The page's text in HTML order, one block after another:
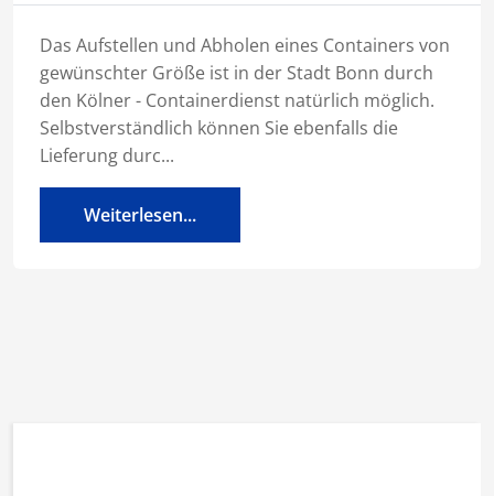
Das Aufstellen und Abholen eines Containers von
gewünschter Größe ist in der Stadt Bonn durch
den Kölner - Containerdienst natürlich möglich.
Selbstverständlich können Sie ebenfalls die
Lieferung durc...
Weiterlesen...